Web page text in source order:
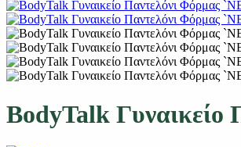
BodyTalk Γυναικείο